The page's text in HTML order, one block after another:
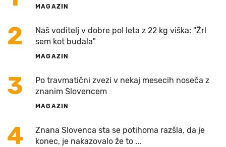
MAGAZIN
2
Naš voditelj v dobre pol leta z 22 kg viška: "Žrl
sem kot budala"
MAGAZIN
3
Po travmatični zvezi v nekaj mesecih noseča z
znanim Slovencem
MAGAZIN
4
Znana Slovenca sta se potihoma razšla, da je
konec, je nakazovalo že to ...